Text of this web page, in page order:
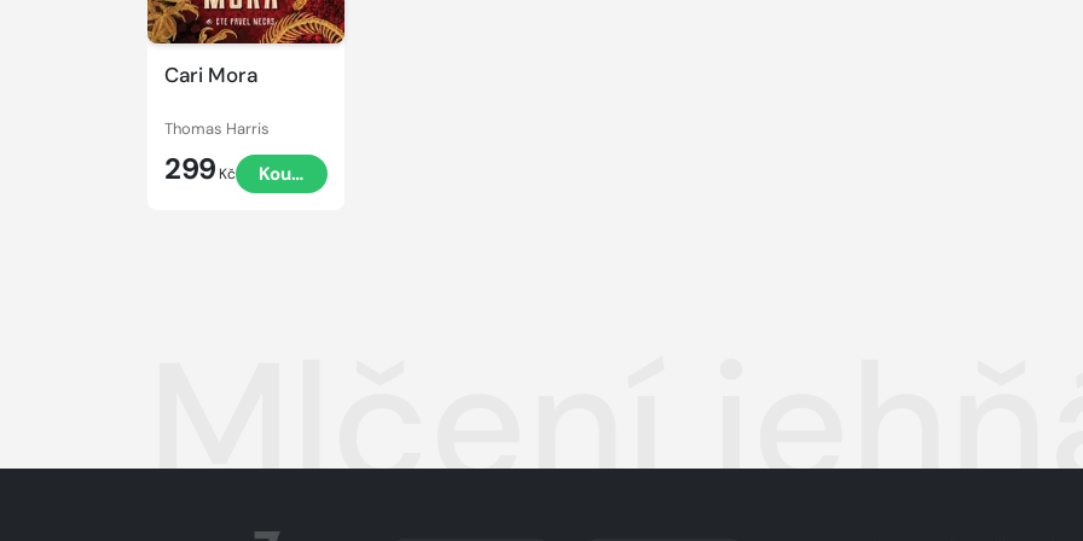
Cari Mora
Thomas Harris
299 Kč Koupit
Mlčení